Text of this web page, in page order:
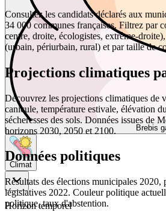
Brebis
Climat
Horizon temporel
Consultez les candidats déclarés aux
34 000 communes françaises. Filtrez par
centre, droite, écologistes, extrême-
(urbain, périurbain, rural) et par taille de
Projections climatiques
Découvrez les projections climatiques de
canicule, température estivale, élévation
sécheresses des sols. Données issues de
horizons 2030, 2050 et 2100.
Données politiques
Résultats des élections municipales 2020,
législatives 2022. Couleur politique
politique, taux d'abstention.